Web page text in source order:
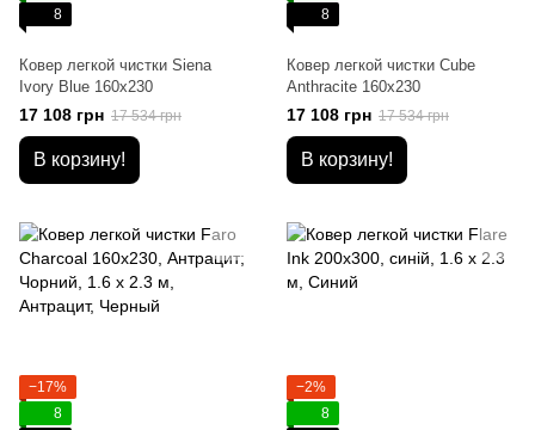
8
Ковер легкой чистки Siena
Ivory Blue 160x230
17 108 грн 17 534 грн
В корзину!
8
Ковер легкой чистки Cube
Anthracite 160x230
17 108 грн 17 534 грн
В корзину!
−17%
8
−2%
8